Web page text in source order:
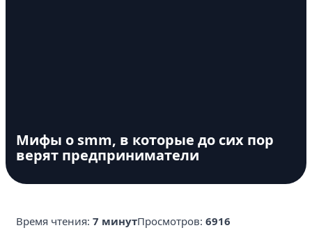
Мифы о smm, в которые до сих пор
верят предприниматели
Время чтения: 7 минутПросмотров: 6916